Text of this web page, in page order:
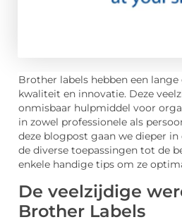
Brother labels hebben een lange
kwaliteit en innovatie. Deze
onmisbaar hulpmiddel voor
in zowel professionele als
deze blogpost gaan we dieper
de diverse toepassingen tot de
enkele handige tips om ze
De veelzijdige
Brother Labels